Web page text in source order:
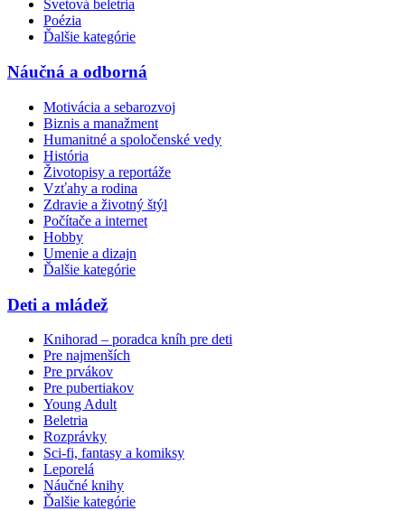
Svetová beletria
Poézia
Ďalšie kategórie
Náučná a odborná
Motivácia a sebarozvoj
Biznis a manažment
Humanitné a spoločenské vedy
História
Životopisy a reportáže
Vzťahy a rodina
Zdravie a životný štýl
Počítače a internet
Hobby
Umenie a dizajn
Ďalšie kategórie
Deti a mládež
Knihorad – poradca kníh pre deti
Pre najmenších
Pre prvákov
Pre pubertiakov
Young Adult
Beletria
Rozprávky
Sci-fi, fantasy a komiksy
Leporelá
Náučné knihy
Ďalšie kategórie